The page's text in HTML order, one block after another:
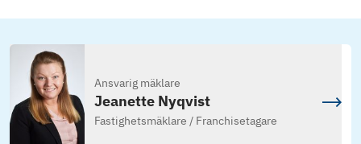
Ansvarig mäklare
Jeanette Nyqvist
Fastighetsmäklare / Franchisetagare